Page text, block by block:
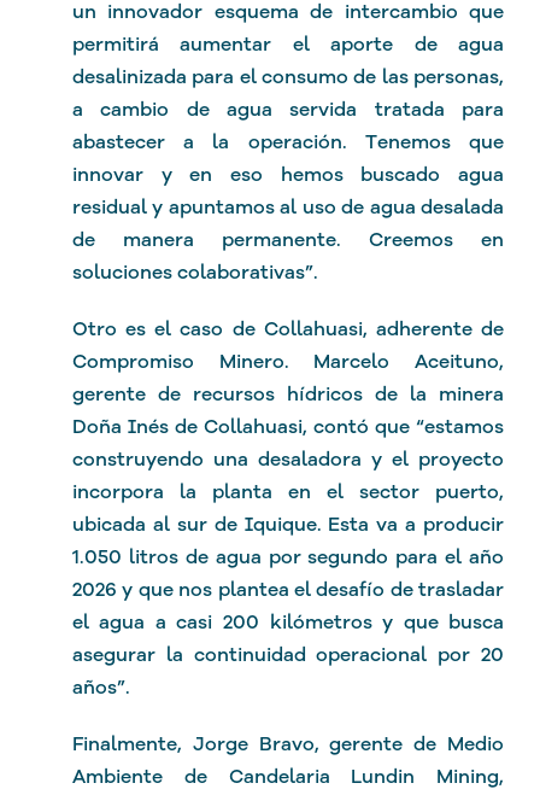
un innovador esquema de intercambio que
permitirá aumentar el aporte de agua
desalinizada para el consumo de las personas,
a cambio de agua servida tratada para
abastecer a la operación. Tenemos que
innovar y en eso hemos buscado agua
residual y apuntamos al uso de agua desalada
de manera permanente. Creemos en
soluciones colaborativas”.
Otro es el caso de Collahuasi, adherente de
Compromiso Minero. Marcelo Aceituno,
gerente de recursos hídricos de la minera
Doña Inés de Collahuasi, contó que “estamos
construyendo una desaladora y el proyecto
incorpora la planta en el sector puerto,
ubicada al sur de Iquique. Esta va a producir
1.050 litros de agua por segundo para el año
2026 y que nos plantea el desafío de trasladar
el agua a casi 200 kilómetros y que busca
asegurar la continuidad operacional por 20
años”.
Finalmente, Jorge Bravo, gerente de Medio
Ambiente de Candelaria Lundin Mining,